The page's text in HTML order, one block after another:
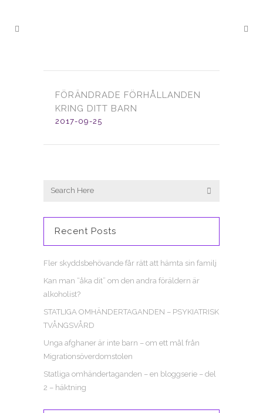
FÖRÄNDRADE FÖRHÅLLANDEN
KRING DITT BARN
2017-09-25
Recent Posts
Fler skyddsbehövande får rätt att hämta sin familj
Kan man “åka dit” om den andra föräldern är
alkoholist?
STATLIGA OMHÄNDERTAGANDEN – PSYKIATRISK
TVÅNGSVÅRD
Unga afghaner är inte barn – om ett mål från
Migrationsöverdomstolen
Statliga omhändertaganden – en bloggserie – del
2 – häktning